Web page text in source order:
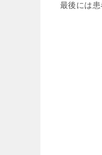
最後には